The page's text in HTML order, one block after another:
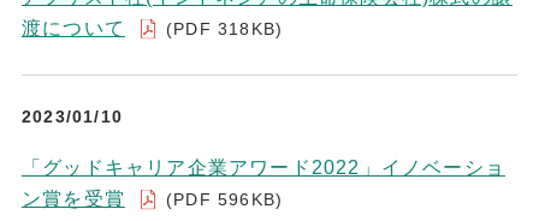
渡について
(PDF 318KB)
2023/01/10
「グッドキャリア企業アワード2022」イノベーショ
ン賞を受賞
(PDF 596KB)